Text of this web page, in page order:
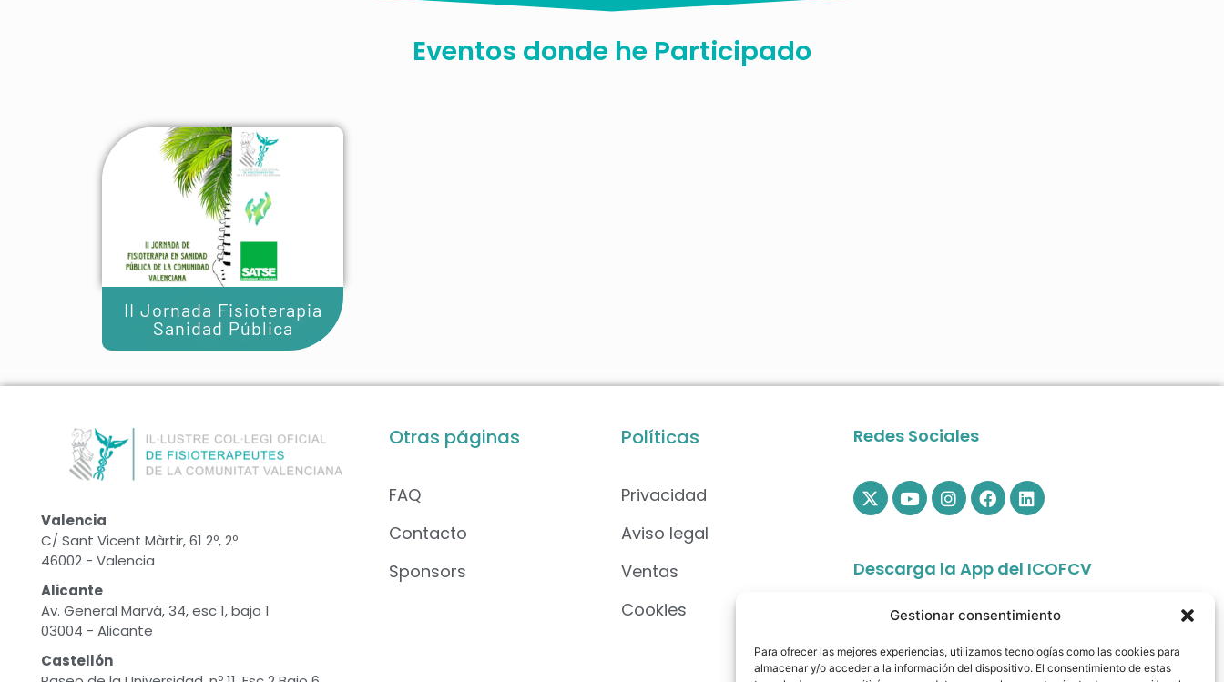
Gestionar consentimiento
Para ofrecer las mejores experiencias, utilizamos tecnologías como las cookies para
almacenar y/o acceder a la información del dispositivo. El consentimiento de estas
Eventos donde he Participado
II Jornada Fisioterapia
Sanidad Pública
Valencia
C/ Sant Vicent Màrtir, 61 2º, 2º
46002 - Valencia
Alicante
Av. General Marvá, 34, esc 1, bajo 1
03004 - Alicante
Castellón
Otras páginas
FAQ
Contacto
Sponsors
Políticas
Privacidad
Aviso legal
Ventas
Cookies
Redes Sociales
Descarga la App del ICOFCV